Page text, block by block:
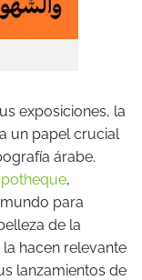
exposiciones, la
un papel crucial
árabe.
,
para
de la
hacen relevante
lanzamientos de